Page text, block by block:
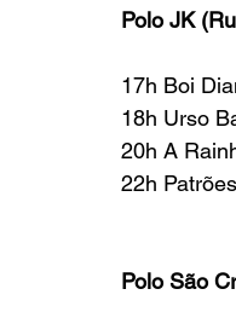
Polo JK
17h Boi
18h Urso
20h A
22h
Polo São